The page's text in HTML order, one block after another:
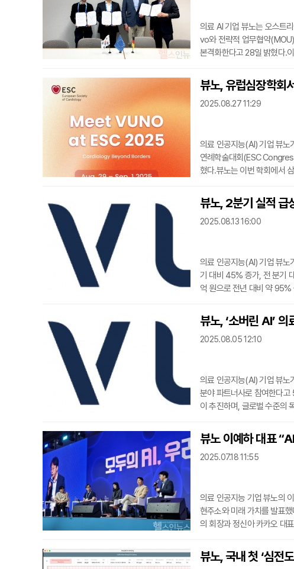
의료 AI 기업 뷰노는 오스트
vo와 전략적 업무협약
본격화한다고 28일 밝혔다.
적용, 수가 진입을 공동 추
DeepCARS의 수가 진입 전
eepCARS를 자사 EMR 시스
뷰노, 유럽심장학회
2025.08.27 11:29
의료 인공지능(AI) 기업 뷰노
연례학술대회(ESC
혔다.뷰노는 이번 학회에서
V P30)의 부정맥 진단 정확
모델(이기홍 전남대병원 교
-CM(트랜스티레틴
뷰노, 2분기 실적 급
2025.08.13 16:00
의료 인공지능(AI) 기업 뷰
기 대비 45% 증가, 전 분기
억 원으로 전년 대비 약
VUNO Med®-DeepCARS™
병동 환자의 24시간 심정지
중이다.한편 VUNO M
뷰노, ‘소버린 AI’
2025.08.05 12:10
의료 인공지능(AI) 기업 뷰노
분야 파트너사로 참여한다
이 추진하며, 글로벌 수준의
산업 확산, 실증까지 아우르
증과 임상적 적용을 담당할
험
뷰노 이예하 대표
2025.07.18 11:55
의료 인공지능 기업 뷰노의
현주소와 미래 가치를 발표
의 회장과 정신아 카카오 대
심전도 측정기기 ‘HATIV
관리할 수 있는 AI 기반 예방
뷰노, 국내 첫 ‘심전